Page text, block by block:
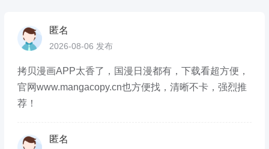
匿名
2026-08-06 发布
拷贝漫画APP太香了，国漫日漫都有，下载看超方便，
官网www.mangacopy.cn也方便找，清晰不卡，强烈推
荐！
匿名